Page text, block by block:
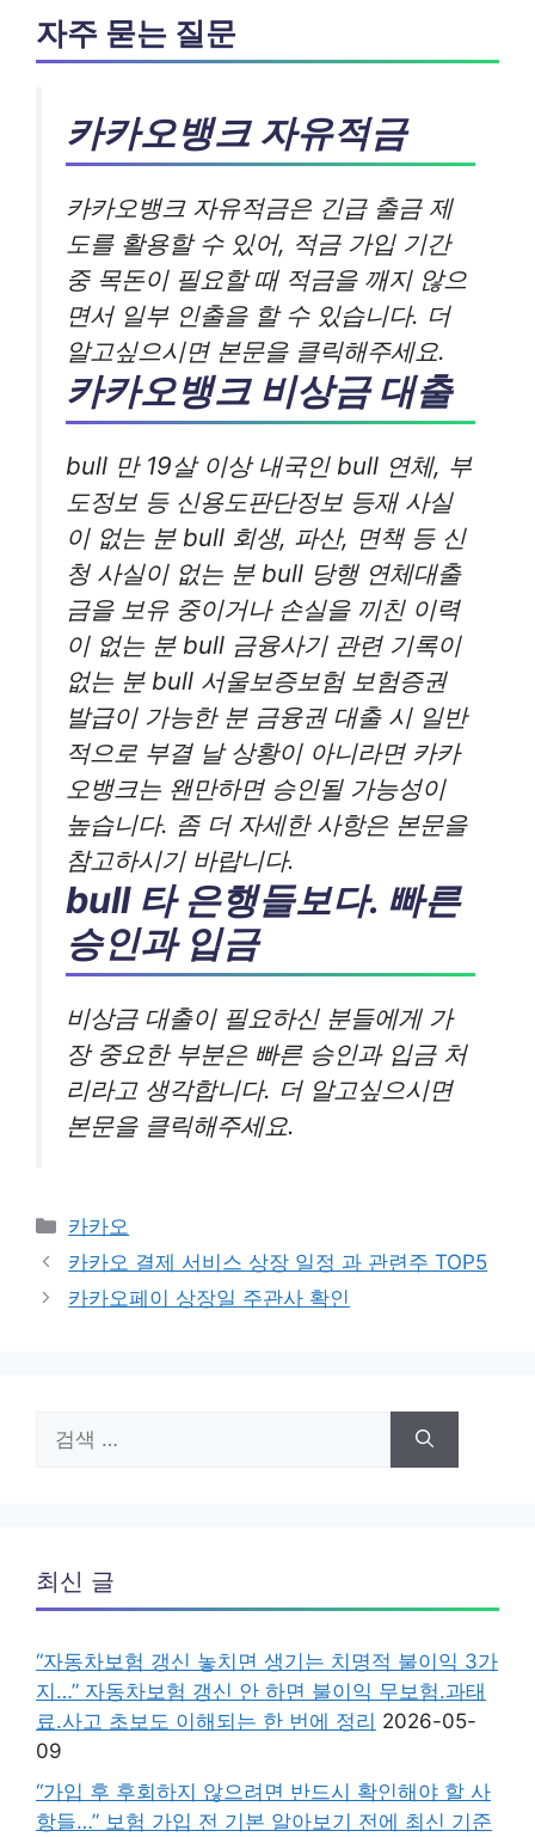
자주 묻는 질문
카카오뱅크 자유적금
카카오뱅크 자유적금은 긴급 출금 제
도를 활용할 수 있어, 적금 가입 기간
중 목돈이 필요할 때 적금을 깨지 않으
면서 일부 인출을 할 수 있습니다. 더
알고싶으시면 본문을 클릭해주세요.
카카오뱅크 비상금 대출
bull 만 19살 이상 내국인 bull 연체, 부
도정보 등 신용도판단정보 등재 사실
이 없는 분 bull 회생, 파산, 면책 등 신
청 사실이 없는 분 bull 당행 연체대출
금을 보유 중이거나 손실을 끼친 이력
이 없는 분 bull 금융사기 관련 기록이
없는 분 bull 서울보증보험 보험증권
발급이 가능한 분 금융권 대출 시 일반
적으로 부결 날 상황이 아니라면 카카
오뱅크는 왠만하면 승인될 가능성이
높습니다. 좀 더 자세한 사항은 본문을
참고하시기 바랍니다.
bull 타 은행들보다. 빠른
승인과 입금
비상금 대출이 필요하신 분들에게 가
장 중요한 부분은 빠른 승인과 입금 처
리라고 생각합니다. 더 알고싶으시면
본문을 클릭해주세요.
카
테
리
카카오
카카오 결제 서비스 상장 일정 과 관련주 TOP5
카카오페이 상장일 주관사 확인
색:
최신 글
“자동차보험 갱신 놓치면 생기는 치명적 불이익 3가
지…” 자동차보험 갱신 안 하면 불이익 무보험.과태
료.사고 초보도 이해되는 한 번에 정리 2026-05-
09
“가입 후 후회하지 않으려면 반드시 확인해야 할 사
항들…” 보험 가입 전 기본 알아보기 전에 최신 기준